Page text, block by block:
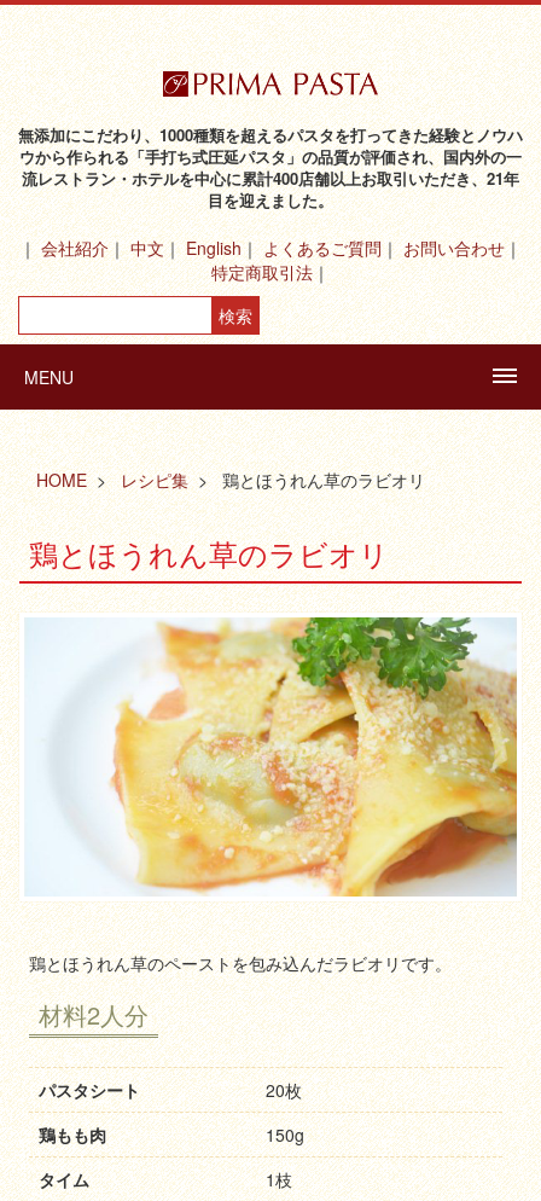
無添加にこだわり、1000種類を超えるパスタを打ってきた経験とノウハ
ウから作られる「手打ち式圧延パスタ」の品質が評価され、国内外の一
流レストラン・ホテルを中心に累計400店舗以上お取引いただき、21年
目を迎えました。
会社紹介 中文 English よくあるご質問
お問い合わせ
特定商取引法
MENU
HOME レシピ集 鶏とほうれん草のラビオリ
鶏とほうれん草のラビオリ
鶏とほうれん草のペーストを包み込んだラビオリです。
材料2人分
パスタシート
20枚
鶏もも肉
150g
タイム
1枝